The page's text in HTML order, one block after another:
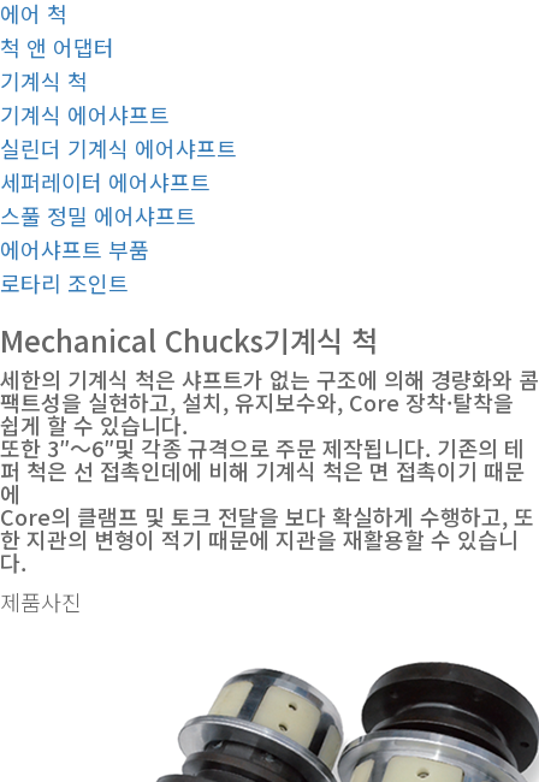
에어 척
척 앤 어댑터
기계식 척
기계식 에어샤프트
실린더 기계식 에어샤프트
세퍼레이터 에어샤프트
스풀 정밀 에어샤프트
에어샤프트 부품
로타리 조인트
Mechanical Chucks기계식 척
세한의 기계식 척은 샤프트가 없는 구조에 의해 경량화와 콤
팩트성을 실현하고, 설치, 유지보수와, Core 장착·탈착을
쉽게 할 수 있습니다.
또한 3″～6″및 각종 규격으로 주문 제작됩니다. 기존의 테
퍼 척은 선 접촉인데에 비해 기계식 척은 면 접촉이기 때문
에
Core의 클램프 및 토크 전달을 보다 확실하게 수행하고, 또
한 지관의 변형이 적기 때문에 지관을 재활용할 수 있습니
다.
제품사진